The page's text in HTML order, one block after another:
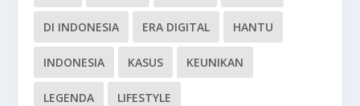
DI INDONESIA ERA DIGITAL HANTU
INDONESIA KASUS KEUNIKAN
LEGENDA LIFESTYLE